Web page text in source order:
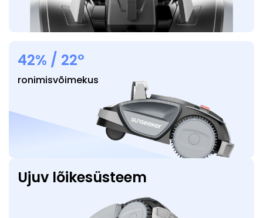
42% / 22°
ronimisvõimekus
Ujuv lõikesüsteem